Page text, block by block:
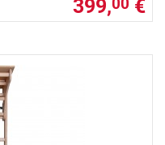
399,00 €